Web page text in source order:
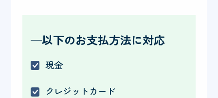
─以下のお支払方法に対応
現金
クレジットカード